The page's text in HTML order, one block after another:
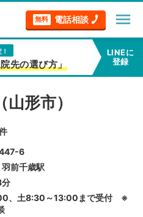
無料 電話相談 menu
先の選び方」
LINEに
登録
形市）
6
羽前千歳駅
分
、土8:30～13:00まで受付 ※